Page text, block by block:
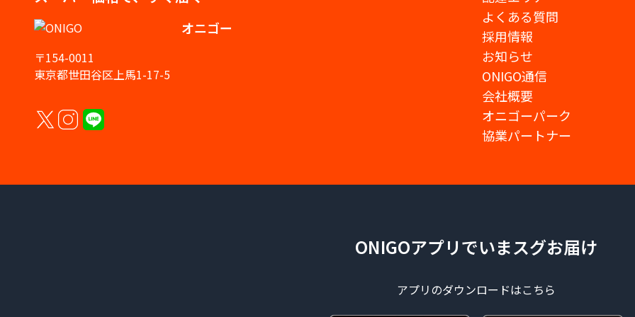
オニゴー
〒154-0011
東京都世田谷区上馬1-17-5
よくある質問
採用情報
お知らせ
ONIGO通信
会社概要
オニゴーパーク
協業パートナー
ONIGOアプリでいまスグお届け
アプリのダウンロードはこちら